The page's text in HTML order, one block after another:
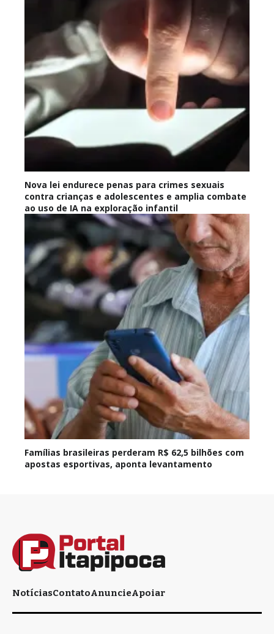
Nova lei endurece penas para crimes sexuais
contra crianças e adolescentes e amplia combate
ao uso de IA na exploração infantil
Famílias brasileiras perderam R$ 62,5 bilhões com
apostas esportivas, aponta levantamento
NotíciasContatoAnuncieApoiar